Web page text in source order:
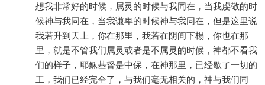
想我非常好的时候，属灵的时候与我同在，当我虔敬的时
候神与我同在，当我谦卑的时候神与我同在，但是这里说
我若升到天上，你在那里，我若在阴间下榻，你也在那
里，就是不管我们属灵或者是不属灵的时候，神都不看我
们的样子，耶稣基督是中保，在神那里，已经歇了一切的
工，我们已经完全了，与我们毫无相关的，神与我们同